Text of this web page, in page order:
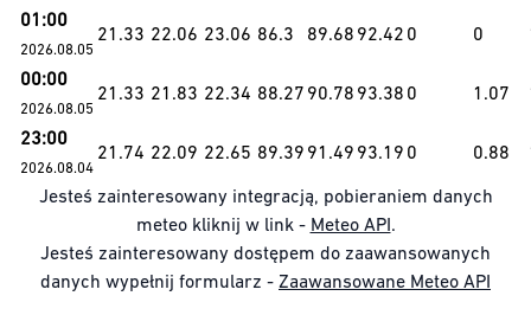
01:00
2026.08.05
21.33 22.06 23.06 86.3 89.68 92.42 0 0
00:00
2026.08.05
21.33 21.83 22.34 88.27 90.78 93.38 0 1.07
23:00
2026.08.04
21.74 22.09 22.65 89.39 91.49 93.19 0 0.88
Jesteś zainteresowany integracją, pobieraniem danych
meteo kliknij w link - Meteo API.
Jesteś zainteresowany dostępem do zaawansowanych
danych wypełnij formularz - Zaawansowane Meteo API